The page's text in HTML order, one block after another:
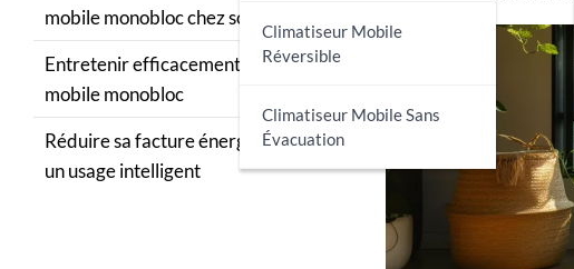
Climatiseur Mobile
Réversible
Climatiseur Mobile Sans
Évacuation
mobile monobloc chez soi
Entretenir efficacement son climatiseur
mobile monobloc
Réduire sa facture énergétique grâce à
un usage intelligent